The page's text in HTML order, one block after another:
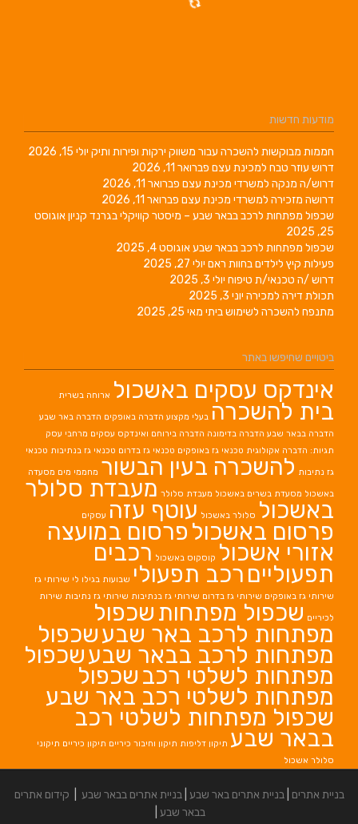
עבור משווק ירקות ופירות ותיקיולי 15, 2026
עצם פברואר 11, 2026
מכינת עצםפברואר 11, 2026
מכינת עצםפברואר 11, 2026
בבאר שבע – מיסטר קוויקלי בגרנד קניון אוגוסט
בבאר שבע אוגוסט 4, 2025
בחוות ראםיולי 27, 2025
יולי 3, 2025
יוני 3, 2025
ביתי מאי 25, 2025
באשכול ארוחה בשרית
בעלי מקצוע הדברה באופקים הדברה באר שבע
בדימונה הדברה בירוחם ואינדקס עסקים מרחבי עסק
טכנאי גז באופקים טכנאי גז בדרום טכנאי גז בנתיבות טכנאי
בעין הבשור מחממי מים מסעדה
באשכול מעבדת סלולר מעבדת סלולר
סלולר באשכול עוטף עזה עסקים
פרסום במועצה
קוסקוס באשכול רכבים
רכב תפעולי שבועות בגילו לי שירותי גז
גז בדרום שירותי גז בנתיבות שירותי גז נתיבות שירות
מפתחותשכפול
לרכב באר שבע שכפול
לרכב בבאר שבעשכפול
לשלטי רכבשכפול
לשלטי רכב באר שבע
לשלטי רכב
תיקון דליפות תיקון וחיבור כיריים תיקון כיריים תיקוני
אתרים באר שבע |בניית אתרים בבאר שבע|קידום אתרים